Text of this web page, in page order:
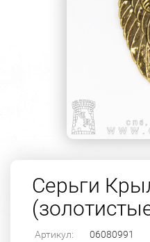
Серьги
Артикул: 06080991